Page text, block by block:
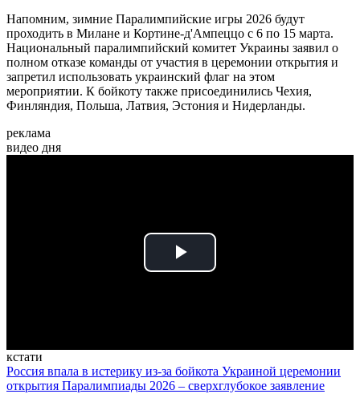
Напомним, зимние Паралимпийские игры 2026 будут
проходить в Милане и Кортине-д'Ампеццо с 6 по 15 марта.
Национальный паралимпийский комитет Украины заявил о
полном отказе команды от участия в церемонии открытия и
запретил использовать украинский флаг на этом
мероприятии. К бойкоту также присоединились Чехия,
Финляндия, Польша, Латвия, Эстония и Нидерланды.
реклама
видео дня
Play
кстати
Россия впала в истерику из-за бойкота Украиной церемонии
открытия Паралимпиады 2026 – сверхглубокое заявление